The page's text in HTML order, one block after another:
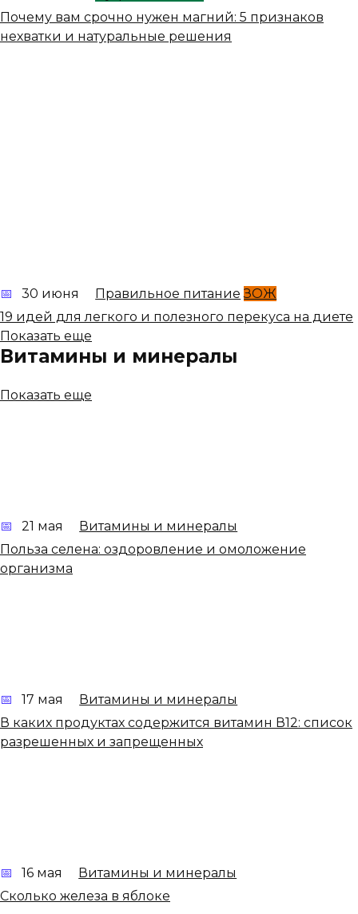
Почему вам срочно нужен магний: 5 признаков
нехватки и натуральные решения
30 июня Правильное питание ЗОЖ
19 идей для легкого и полезного перекуса на диете
Показать еще
Витамины и минералы
Показать еще
21 мая
Витамины и минералы
Польза селена: оздоровление и омоложение
организма
17 мая
Витамины и минералы
В каких продуктах содержится витамин В12: список
разрешенных и запрещенных
16 мая
Витамины и минералы
Сколько железа в яблоке